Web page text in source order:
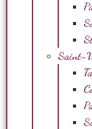
Saint-